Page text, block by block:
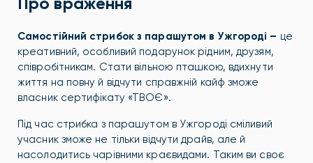
Самостійний стрибок з парашутом в Ужгороді – це
креативний, особливий подарунок рідним, друзям,
співробітникам. Стати вільною пташкою, вдихнути
життя на повну й відчути справжній кайф зможе
власник сертифікату «ТВОЄ».
Під час стрибка з парашутом в Ужгороді сміливий
учасник зможе не тільки відчути драйв, але й
насолодитись чарівними краєвидами. Таким ви своє